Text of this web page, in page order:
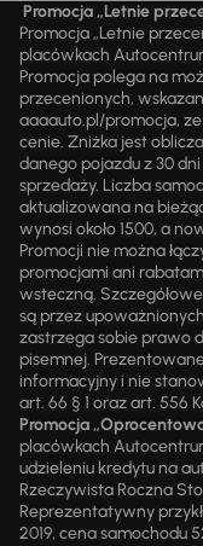
Promocja „Letnie
Promocja „Letnie
placówkach
Promocja polega na
przecenionych,
aaaauto.pl/promocja,
cenie. Zniżka jest
danego pojazdu z 30
sprzedaży. Liczba
aktualizowana na
wynosi około 1500, a
Promocji nie można
promocjami ani
wsteczną.
są przez
zastrzega sobie prawo
pisemnej.
informacyjny i nie
art. 66 § 1 oraz art. 556
Promocja
placówkach
udzieleniu kredytu na
Rzeczywista Roczna
Reprezentatywny
2019, cena samochodu